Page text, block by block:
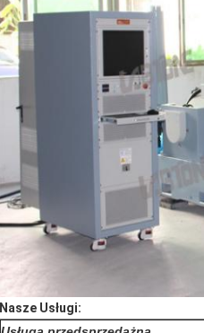
Nasze Usługi: